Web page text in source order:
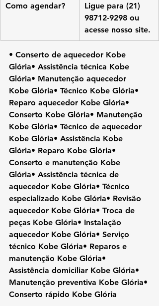
Como agendar?
Ligue para (21)
98712-9298 ou
acesse nosso site.
• Conserto de aquecedor Kobe
Glória• Assistência técnica Kobe
Glória• Manutenção aquecedor
Kobe Glória• Técnico Kobe Glória•
Reparo aquecedor Kobe Glória•
Conserto Kobe Glória• Manutenção
Kobe Glória• Técnico de aquecedor
Kobe Glória• Assistência Kobe
Glória• Reparo Kobe Glória•
Conserto e manutenção Kobe
Glória• Assistência técnica de
aquecedor Kobe Glória• Técnico
especializado Kobe Glória• Revisão
aquecedor Kobe Glória• Troca de
peças Kobe Glória• Instalação
aquecedor Kobe Glória• Serviço
técnico Kobe Glória• Reparos e
manutenção Kobe Glória•
Assistência domiciliar Kobe Glória•
Manutenção preventiva Kobe Glória•
Conserto rápido Kobe Glória